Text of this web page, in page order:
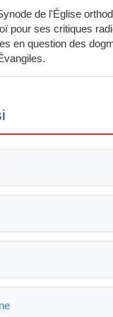
de l'Église
pour ses critiques
en question des